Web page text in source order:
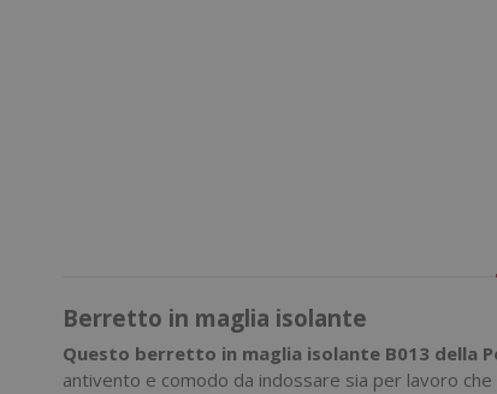
Berretto in maglia isolante
Questo berretto in maglia isolante B013 della
antivento e comodo da indossare sia per lavoro